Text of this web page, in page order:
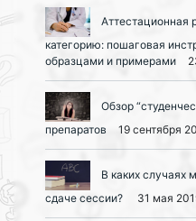
Аттестационная
категорию: пошаговая
образцами и примерами
Обзор
препаратов
19 сентября
В каких случаях
сдаче сессии?
31 мая